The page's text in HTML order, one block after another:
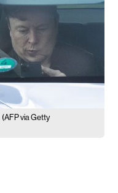
(AFP via Getty